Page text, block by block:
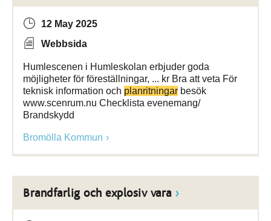
12 May 2025
Webbsida
Humlescenen i Humleskolan erbjuder goda
möjligheter för föreställningar, ... kr Bra att veta För
teknisk information och planritningar besök
www.scenrum.nu Checklista evenemang/
Brandskydd
Bromölla Kommun
Brandfarlig och explosiv vara